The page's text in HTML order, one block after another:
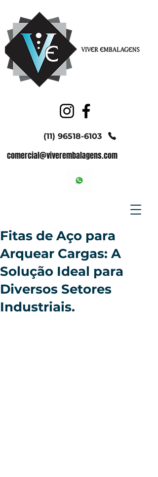
(11) 96518-6103
comercial@viverembalagens.com
Fitas de Aço para
Arquear Cargas: A
Solução Ideal para
Diversos Setores
Industriais.